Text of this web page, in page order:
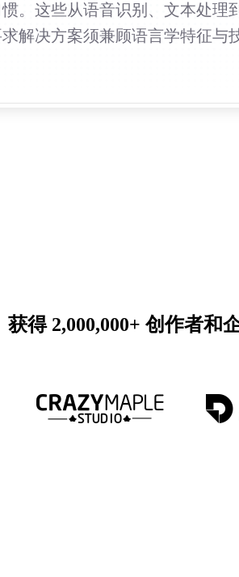
。这些从语音识别、文本处
解决方案须兼顾语言学特征与
获得 2,000,000+ 创作者和